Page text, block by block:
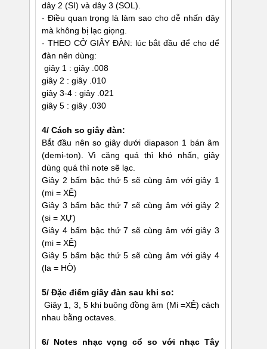
dây 2 (SI) và dây 3 (SOL).
- Ðiều quan trọng là làm sao cho dễ nhấn dây
mà không bị lạc giọng.
- THEO CỞ GIÂY ÐÀN: lúc bắt đầu để cho dể
đàn nên dùng:
giây 1 : giây .008
giây 2 : giây .010
giây 3-4 : giây .021
giây 5 : giây .030
4/ Cách so giây đàn:
Bắt đầu nên so giây dưới diapason 1 bán âm
(demi-ton). Vì căng quá thì khó nhấn, giây
dùng quá thì note sẽ lạc.
Giây 2 bấm bậc thứ 5 sẽ cùng âm với giây 1
(mi = XÊ)
Giây 3 bấm bậc thứ 7 sẽ cùng âm với giây 2
(si = XỰ)
Giây 4 bấm bậc thứ 7 sẽ cùng âm với giây 3
(mi = XÊ)
Giây 5 bấm bậc thứ 5 sẽ cùng âm với giây 4
(la = HÒ)
5/ Ðặc điểm giây đàn sau khi so:
Giây 1, 3, 5 khi buông đồng âm (Mi =XÊ) cách
nhau bằng octaves.
6/ Notes nhạc vọng cổ so với nhạc Tây